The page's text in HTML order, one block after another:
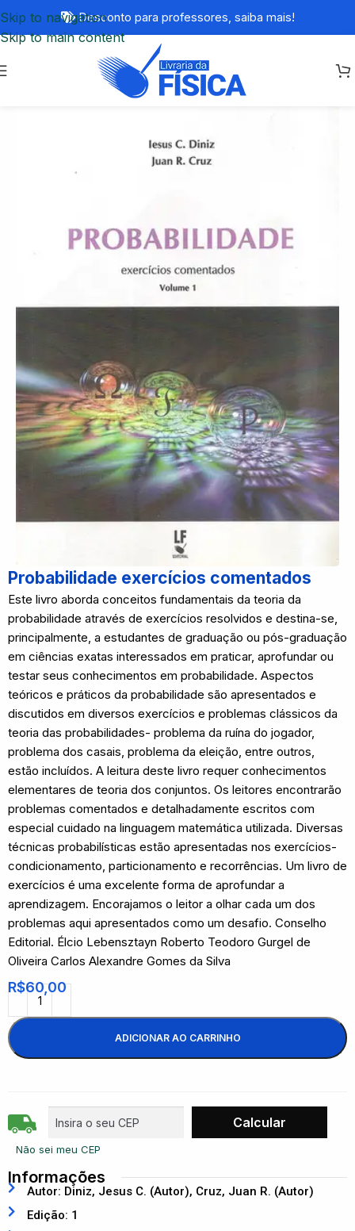
Skip to navigation
Skip to main content
Desconto para professores, saiba mais!
Probabilidade exercícios comentados
Este livro aborda conceitos fundamentais da teoria da
probabilidade através de exercícios resolvidos e destina-se,
principalmente, a estudantes de graduação ou pós-graduação
em ciências exatas interessados em praticar, aprofundar ou
testar seus conhecimentos em probabilidade. Aspectos
teóricos e práticos da probabilidade são apresentados e
discutidos em diversos exercícios e problemas clássicos da
teoria das probabilidades- problema da ruína do jogador,
problema dos casais, problema da eleição, entre outros,
estão incluídos. A leitura deste livro requer conhecimentos
elementares de teoria dos conjuntos. Os leitores encontrarão
problemas comentados e detalhadamente escritos com
especial cuidado na linguagem matemática utilizada. Diversas
técnicas probabilísticas estão apresentadas nos exercícios-
condicionamento, particionamento e recorrências. Um livro de
exercícios é uma excelente forma de aprofundar a
aprendizagem. Encorajamos o leitor a olhar cada um dos
problemas aqui apresentados como um desafio. Conselho
Editorial. Élcio Lebensztayn Roberto Teodoro Gurgel de
Oliveira Carlos Alexandre Gomes da Silva
R$60,00
ADICIONAR AO CARRINHO
Não sei meu CEP
Informações
Autor: Diniz, Jesus C. (Autor), Cruz, Juan R. (Autor)
Edição: 1